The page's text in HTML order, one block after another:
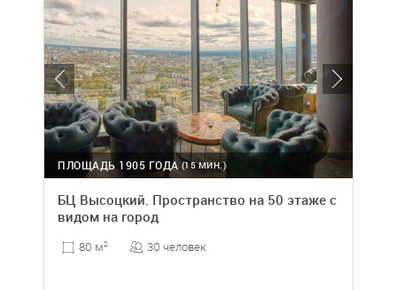
(15 МИН.)
ПЛОЩАДЬ 1905 ГОДА
БЦ Высоцкий. Пространство на 50 этаже с
видом на город
80 м2 30 человек